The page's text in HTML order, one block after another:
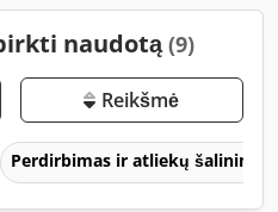
naudotą(9)
Reikšmė
Perdirbimas ir atliekų šalinimas